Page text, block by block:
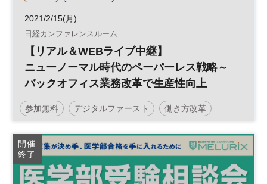
2021/2/15(月)
日経カンファレンスルーム
【リアル＆WEBライブ中継】
ニューノーマル時代のペーパーレス戦略～
バックオフィス業務改革で生産性向上
参加無料 デジタルファースト 働き方改革
文書電子化 業務効率化 デジタル ペーパーレス
日経産業新聞フォーラム
開催
終了